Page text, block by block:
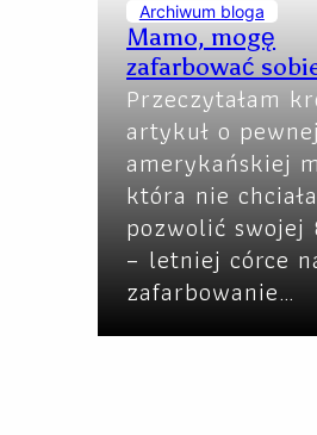
Archiwum bloga
Mamo, mogę
zafarbować
Przeczytałam
artykuł o pewnej
amerykańskiej
która nie chciała
pozwolić swojej
– letniej córce
zafarbowanie…